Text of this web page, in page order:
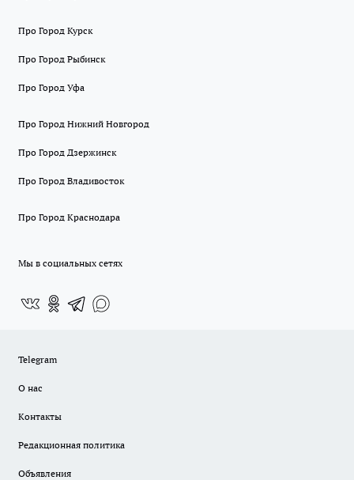
Про Город Курск
Про Город Рыбинск
Про Город Уфа
Про Город Нижний Новгород
Про Город Дзержинск
Про Город Владивосток
Про Город Краснодара
Мы в социальных сетях
Telegram
О нас
Контакты
Редакционная политика
Объявления